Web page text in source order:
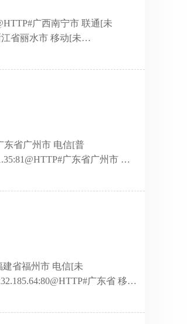
广西南宁市 联通[未
江省丽水市 移动[未
市 Amazon数据中心[未
东省广州市 电信[普
广东省广州市 电
广东省
建省福州市 电信[未
广东省 移动
省厦门市 广电宽带[未